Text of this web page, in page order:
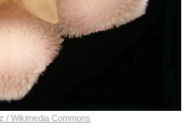
/ Wikimedia Commons